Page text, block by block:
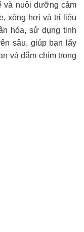
và nuôi dưỡng cảm
xông hơi và trị liệu
hóa, sử dụng tinh
sâu, giúp bạn lấy
và đắm chìm trong